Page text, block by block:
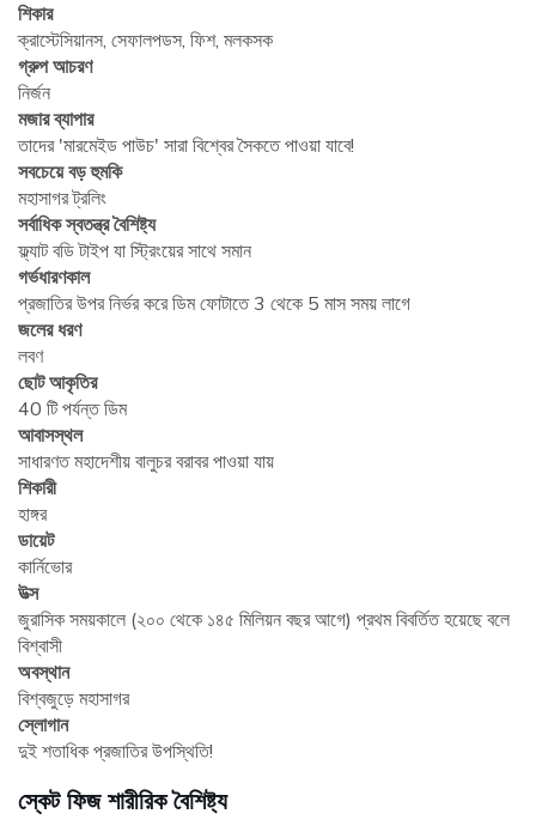
শিকার
ক্রাস্টেসিয়ানস, সেফালপডস, ফিশ, মলকসক
গ্রুপ আচরণ
নির্জন
মজার ব্যাপার
তাদের 'মারমেইড পাউচ' সারা বিশ্বের সৈকতে পাওয়া যাবে!
সবচেয়ে বড় হুমকি
মহাসাগর ট্রলিং
সর্বাধিক স্বতন্ত্র বৈশিষ্ট্য
ফ্ল্যাট বডি টাইপ যা স্ট্রিংয়ের সাথে সমান
গর্ভধারণকাল
প্রজাতির উপর নির্ভর করে ডিম ফোটাতে 3 থেকে 5 মাস সময় লাগে
জলের ধরণ
লবণ
ছোট আকৃতির
40 টি পর্যন্ত ডিম
আবাসস্থল
সাধারণত মহাদেশীয় বালুচর বরাবর পাওয়া যায়
শিকারী
হাঙ্গর
ডায়েট
কার্নিভোর
উত্স
জুরাসিক সময়কালে (২০০ থেকে ১৪৫ মিলিয়ন বছর আগে) প্রথম বিবর্তিত হয়েছে বলে
বিশ্বাসী
অবস্থান
বিশ্বজুড়ে মহাসাগর
স্লোগান
দুই শতাধিক প্রজাতির উপস্থিতি!
স্কেট ফিজ শারীরিক বৈশিষ্ট্য